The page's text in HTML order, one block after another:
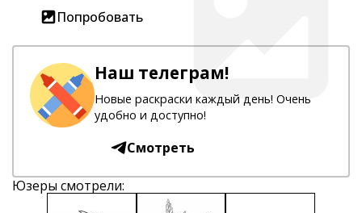
Попробовать
Наш телеграм!
Новые раскраски каждый день! Очень
удобно и доступно!
Смотреть
Юзеры смотрели: